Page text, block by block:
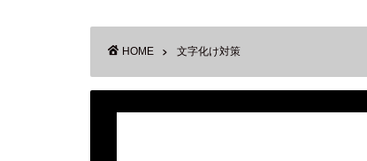
HOME 文字化け対策